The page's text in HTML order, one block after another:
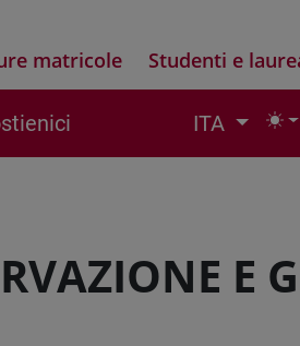
matricole Studenti e
ITA
E